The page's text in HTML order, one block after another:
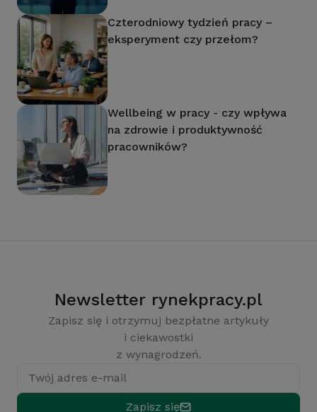
Czterodniowy tydzień pracy –
eksperyment czy przełom?
Wellbeing w pracy - czy wpływa
na zdrowie i produktywność
pracowników?
Newsletter rynekpracy.pl
Zapisz się i otrzymuj bezpłatne artykuły
i ciekawostki
z wynagrodzeń.
Twój adres e-mail
Zapisz się